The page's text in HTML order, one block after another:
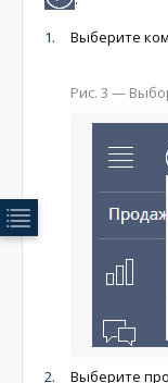
Выберите
Рис. 3 —
Выберите